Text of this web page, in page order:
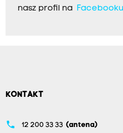
nasz profil na Facebooku
KONTAKT
phone 12 200 33 33 (antena)